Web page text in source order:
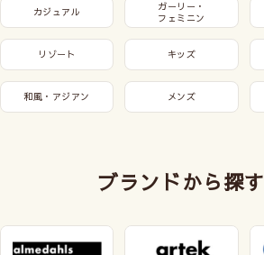
カジュアル
ガーリー・
フェミニン
リゾート キッズ
和風・アジアン メンズ
ブランドから探す